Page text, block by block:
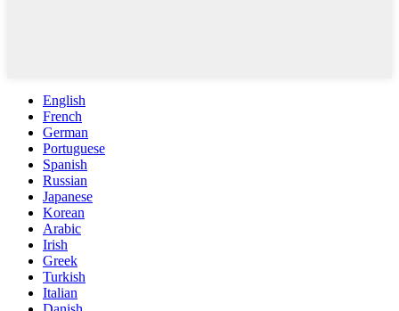
English
French
German
Portuguese
Spanish
Russian
Japanese
Korean
Arabic
Irish
Greek
Turkish
Italian